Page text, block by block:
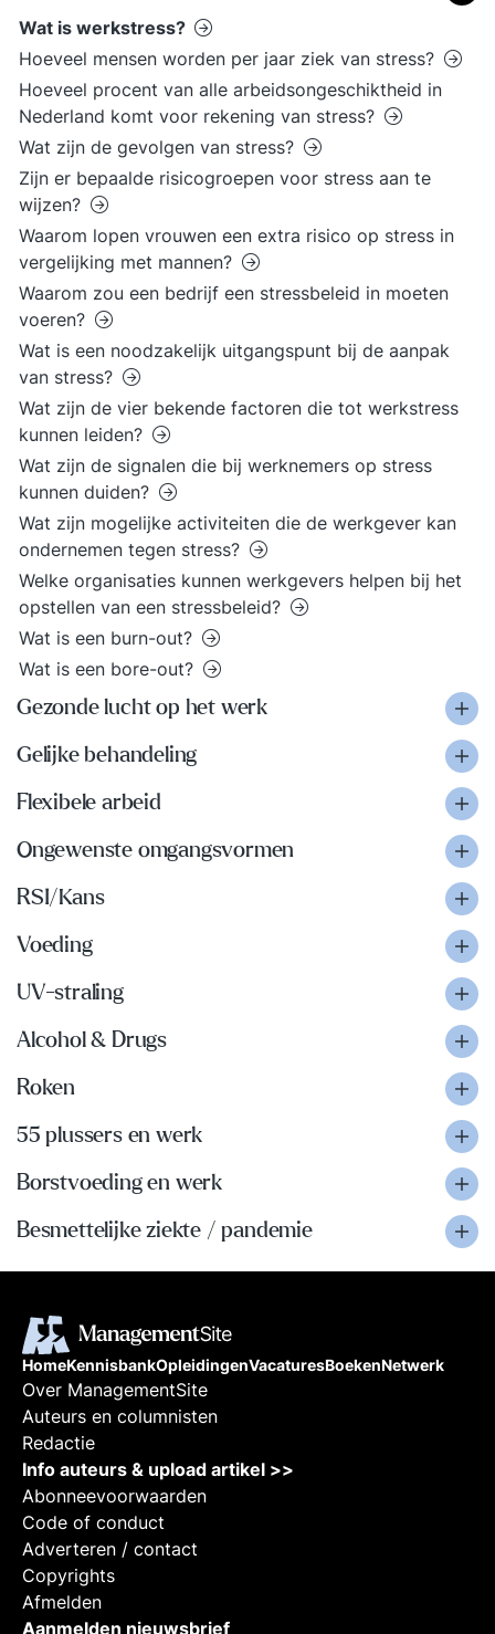
Wat is werkstress?
Hoeveel mensen worden per jaar ziek van stress?
Hoeveel procent van alle arbeidsongeschiktheid in
Nederland komt voor rekening van stress?
Wat zijn de gevolgen van stress?
Zijn er bepaalde risicogroepen voor stress aan te
wijzen?
Waarom lopen vrouwen een extra risico op stress in
vergelijking met mannen?
Waarom zou een bedrijf een stressbeleid in moeten
voeren?
Wat is een noodzakelijk uitgangspunt bij de aanpak
van stress?
Wat zijn de vier bekende factoren die tot werkstress
kunnen leiden?
Wat zijn de signalen die bij werknemers op stress
kunnen duiden?
Wat zijn mogelijke activiteiten die de werkgever kan
ondernemen tegen stress?
Welke organisaties kunnen werkgevers helpen bij het
opstellen van een stressbeleid?
Wat is een burn-out?
Wat is een bore-out?
Gezonde lucht op het werk
Gelijke behandeling
Flexibele arbeid
Ongewenste omgangsvormen
RSI/Kans
Voeding
UV-straling
Alcohol & Drugs
Roken
55 plussers en werk
Borstvoeding en werk
Besmettelijke ziekte / pandemie
HomeKennisbankOpleidingenVacaturesBoekenNetwerk
Over ManagementSite
Auteurs en columnisten
Redactie
Info auteurs & upload artikel >>
Abonneevoorwaarden
Code of conduct
Adverteren / contact
Copyrights
Afmelden
Aanmelden nieuwsbrief